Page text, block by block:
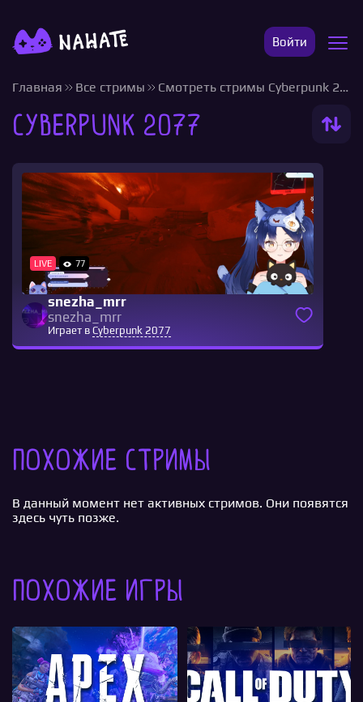
Войти
Главная Все стримы Смотреть стримы Cyberpunk 2077
Cyberpunk 2077
LIVE 77
snezha_mrr
snezha_mrr
Играет в Cyberpunk 2077
Похожие стримы
В данный момент нет активных стримов. Они появятся
здесь чуть позже.
Похожие игры